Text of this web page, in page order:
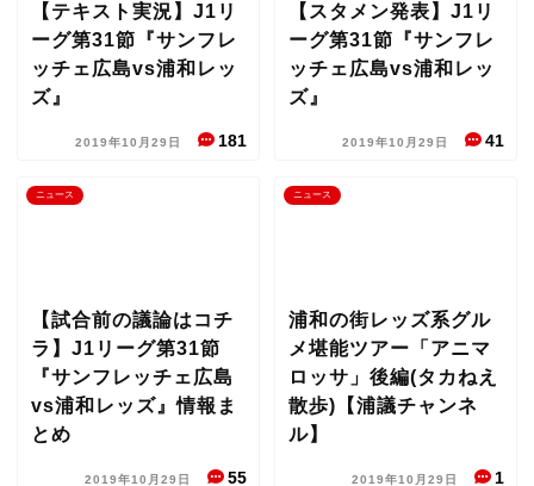
【テキスト実況】J1リ
ーグ第31節『サンフレ
ッチェ広島vs浦和レッ
ズ』
2019年10月29日 181
【スタメン発表】J1リ
ーグ第31節『サンフレ
ッチェ広島vs浦和レッ
ズ』
2019年10月29日 41
ニュース
【試合前の議論はコチ
ラ】J1リーグ第31節
『サンフレッチェ広島
vs浦和レッズ』情報ま
とめ
2019年10月29日 55
ニュース
浦和の街レッズ系グル
メ堪能ツアー「アニマ
ロッサ」後編(タカねえ
散歩)【浦議チャンネ
ル】
2019年10月29日 1